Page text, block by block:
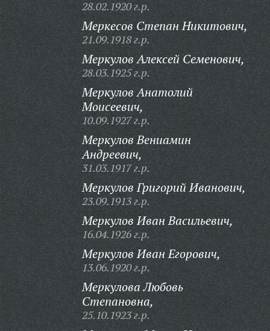
28.02.1920 г.р.
Меркесов Степан Никитович,
21.09.1918 г.р.
Меркулов Алексей Семенович,
28.03.1925 г.р.
Меркулов Анатолий
Моисеевич,
10.09.1927 г.р.
Меркулов Вениамин
Андреевич,
31.03.1917 г.р.
Меркулов Григорий Иванович,
23.09.1913 г.р.
Меркулов Иван Васильевич,
16.04.1926 г.р.
Меркулов Иван Егорович,
13.06.1920 г.р.
Меркулова Любовь
Степановна,
25.10.1923 г.р.